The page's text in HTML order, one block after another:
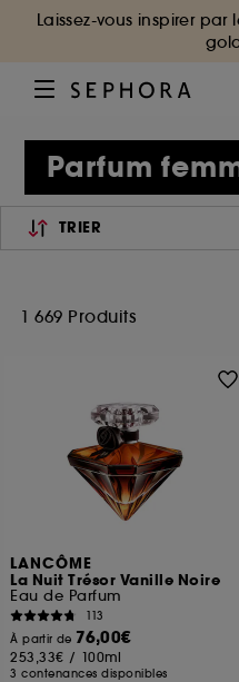
Laissez-vous inspirer
Parfum
TRIER
1 669 Produits
LANCÔME
La Nuit Trésor Vanille Noire
Eau de Parfum
113
À partir de 76,00€
253,33€ / 100ml
3 contenances disponibles